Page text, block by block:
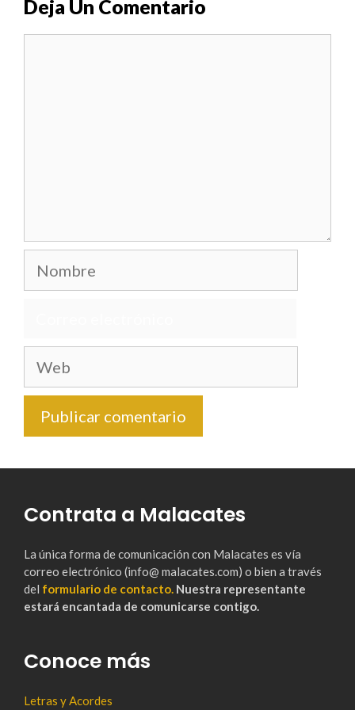
Deja Un Comentario
Nombre
Web
Contrata a Malacates
La única forma de comunicación con Malacates es vía
correo electrónico (info@ malacates.com) o bien a través
del formulario de contacto. Nuestra representante
estará encantada de comunicarse contigo.
Conoce más
Letras y Acordes